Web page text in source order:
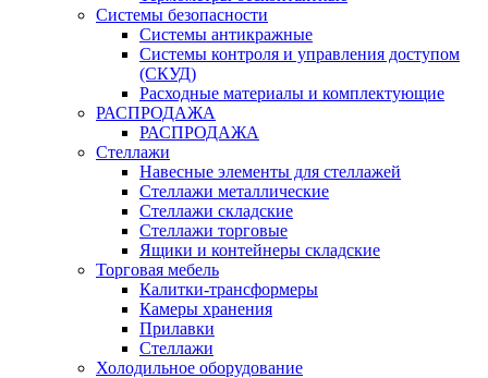
Системы безопасности
Системы антикражные
Системы контроля и управления доступом
(СКУД)
Расходные материалы и комплектующие
РАСПРОДАЖА
РАСПРОДАЖА
Стеллажи
Навесные элементы для стеллажей
Стеллажи металлические
Стеллажи складские
Стеллажи торговые
Ящики и контейнеры складские
Торговая мебель
Калитки-трансформеры
Камеры хранения
Прилавки
Стеллажи
Холодильное оборудование